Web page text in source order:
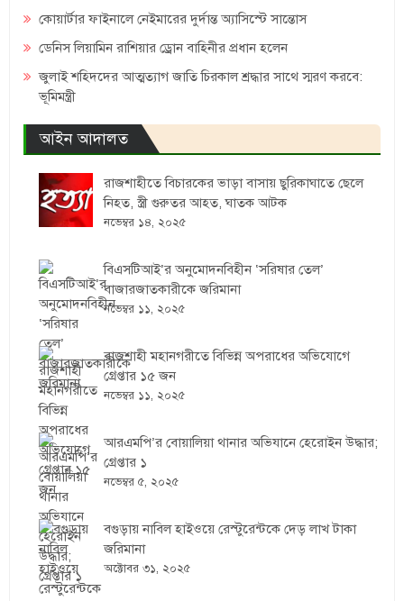
কোয়ার্টার ফাইনালে নেইমারের দুর্দান্ত অ্যাসিস্টে সান্তোস
ডেনিস লিয়ামিন রাশিয়ার ড্রোন বাহিনীর প্রধান হলেন
জুলাই শহিদদের আত্মত্যাগ জাতি চিরকাল শ্রদ্ধার সাথে স্মরণ করবে:
ভূমিমন্ত্রী
আইন আদালত
রাজশাহীতে বিচারকের ভাড়া বাসায় ছুরিকাঘাতে ছেলে
নিহত, স্ত্রী গুরুতর আহত, ঘাতক আটক
নভেম্বর ১৪, ২০২৫
বিএসটিআই’র অনুমোদনবিহীন ‘সরিষার তেল’
বাজারজাতকারীকে জরিমানা
নভেম্বর ১১, ২০২৫
রাজশাহী মহানগরীতে বিভিন্ন অপরাধের অভিযোগে
গ্রেপ্তার ১৫ জন
নভেম্বর ১১, ২০২৫
আরএমপি’র বোয়ালিয়া থানার অভিযানে হেরোইন উদ্ধার;
গ্রেপ্তার ১
নভেম্বর ৫, ২০২৫
বগুড়ায় নাবিল হাইওয়ে রেস্টুরেন্টকে দেড় লাখ টাকা
জরিমানা
অক্টোবর ৩১, ২০২৫